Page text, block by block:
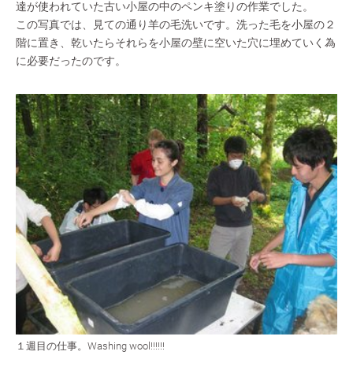
達が使われていた古い小屋の中のペンキ塗りの作業でした。
この写真では、見ての通り羊の毛洗いです。洗った毛を小屋の２
階に置き、乾いたらそれらを小屋の壁に空いた穴に埋めていく為
に必要だったのです。
１週目の仕事。Washing wool!!!!!!